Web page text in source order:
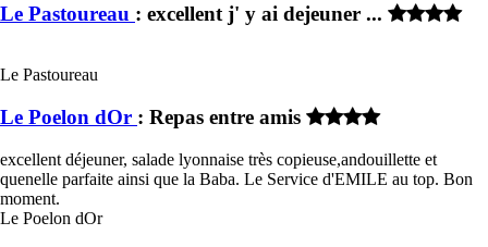
Le Pastoureau : excellent j' y ai dejeuner ...
Le Pastoureau
Le Poelon dOr : Repas entre amis
excellent déjeuner, salade lyonnaise très copieuse,andouillette et
quenelle parfaite ainsi que la Baba. Le Service d'EMILE au top. Bon
moment.
Le Poelon dOr